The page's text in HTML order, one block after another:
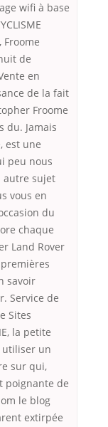
wifi à base
de
en
de la fait
Froome
du. Jamais
est une
peu nous
autre sujet
vous en
du
chaque
Land Rover
savoir
Service de
Sites
la petite
utiliser un
sur qui,
poignante de
le blog
extirpée